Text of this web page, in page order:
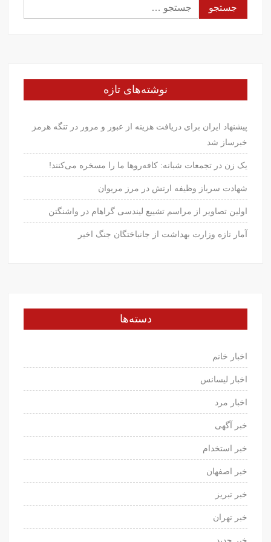
جستجو
برای:
نوشته‌های تازه
پیشنهاد ایران برای دریافت هزینه از عبور و مرور در تنگه هرمز
خبرساز شد
یک زن در تجمعات شبانه: کافه‌روها ما را مسخره می‌کنند!
شهادت سرباز وظیفه ارتش در مرز مریوان
اولین تصاویر از مراسم تشییع لیندسی گراهام در واشنگتن
آمار تازه وزارت بهداشت از جانباختگان جنگ اخیر
دسته‌ها
اخبار خانم
اخبار لیسانس
اخبار مرد
خبر آگهی
خبر استخدام
خبر اصفهان
خبر تبریز
خبر تهران
خبر جدید